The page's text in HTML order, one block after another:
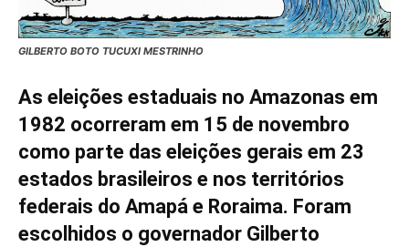
GILBERTO BOTO TUCUXI MESTRINHO
As eleições estaduais no Amazonas em
1982 ocorreram em 15 de novembro
como parte das eleições gerais em 23
estados brasileiros e nos territórios
federais do Amapá e Roraima. Foram
escolhidos o governador Gilberto